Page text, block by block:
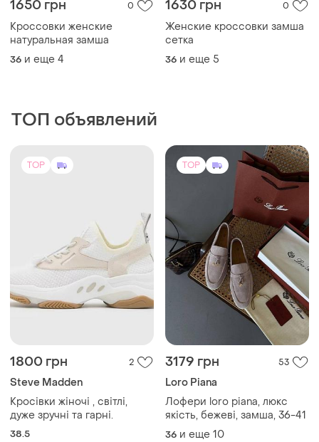
1650 грн 0
Кроссовки женские
натуральная замша
36 и еще 4
1630 грн 0
Женские кроссовки замша
сетка
36 и еще 5
ТОП объявлений
TOP
1800 грн 2
Steve Madden
Кросівки жіночі , світлі,
дуже зручні та гарні.
38.5
TOP
3179 грн 53
Loro Piana
Лофери loro piana, люкс
якість, бежеві, замша, 36-41
36 и еще 10